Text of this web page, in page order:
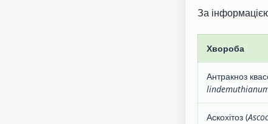
За
Хвороба
Антракноз
Аскохітоз (